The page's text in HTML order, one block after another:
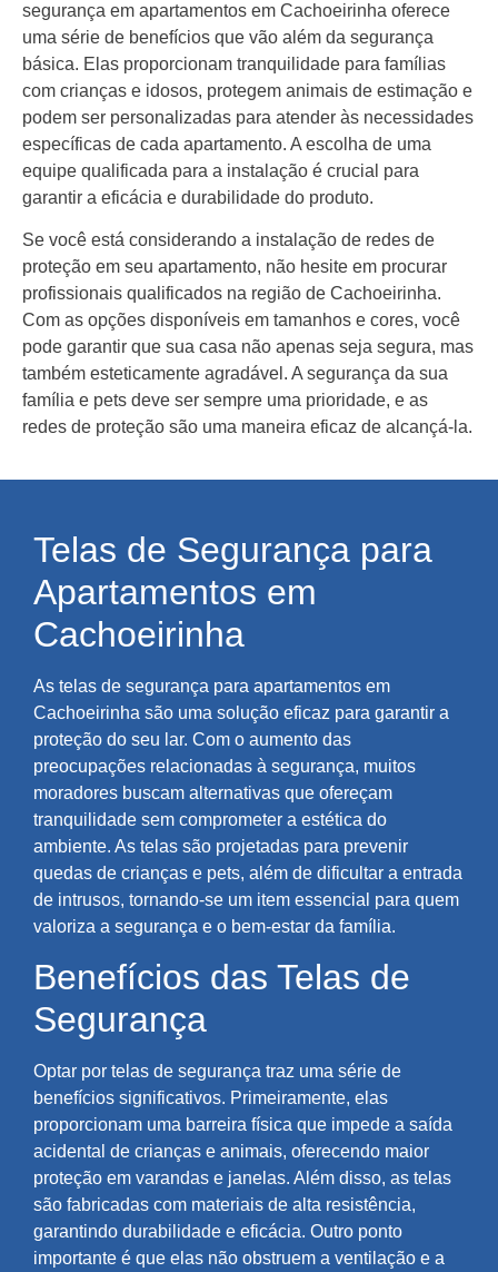
segurança em apartamentos em Cachoeirinha oferece
uma série de benefícios que vão além da segurança
básica. Elas proporcionam tranquilidade para famílias
com crianças e idosos, protegem animais de estimação e
podem ser personalizadas para atender às necessidades
específicas de cada apartamento. A escolha de uma
equipe qualificada para a instalação é crucial para
garantir a eficácia e durabilidade do produto.
Se você está considerando a instalação de redes de
proteção em seu apartamento, não hesite em procurar
profissionais qualificados na região de Cachoeirinha.
Com as opções disponíveis em tamanhos e cores, você
pode garantir que sua casa não apenas seja segura, mas
também esteticamente agradável. A segurança da sua
família e pets deve ser sempre uma prioridade, e as
redes de proteção são uma maneira eficaz de alcançá-la.
Telas de Segurança para
Apartamentos em
Cachoeirinha
As telas de segurança para apartamentos em
Cachoeirinha são uma solução eficaz para garantir a
proteção do seu lar. Com o aumento das
preocupações relacionadas à segurança, muitos
moradores buscam alternativas que ofereçam
tranquilidade sem comprometer a estética do
ambiente. As telas são projetadas para prevenir
quedas de crianças e pets, além de dificultar a entrada
de intrusos, tornando-se um item essencial para quem
valoriza a segurança e o bem-estar da família.
Benefícios das Telas de
Segurança
Optar por telas de segurança traz uma série de
benefícios significativos. Primeiramente, elas
proporcionam uma barreira física que impede a saída
acidental de crianças e animais, oferecendo maior
proteção em varandas e janelas. Além disso, as telas
são fabricadas com materiais de alta resistência,
garantindo durabilidade e eficácia. Outro ponto
importante é que elas não obstruem a ventilação e a